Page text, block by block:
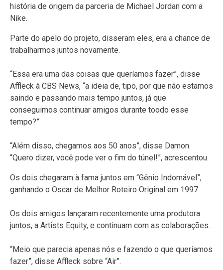
história de origem da parceria de Michael Jordan com a
Nike.
Parte do apelo do projeto, disseram eles, era a chance de
trabalharmos juntos novamente.
“Essa era uma das coisas que queríamos fazer”, disse
Affleck à CBS News, “a ideia de, tipo, por que não estamos
saindo e passando mais tempo juntos, já que
conseguimos continuar amigos durante toodo esse
tempo?”
“Além disso, chegamos aos 50 anos”, disse Damon.
“Quero dizer, você pode ver o fim do túnel!”, acrescentou.
Os dois chegaram à fama juntos em “Gênio Indomável”,
ganhando o Oscar de Melhor Roteiro Original em 1997.
Os dois amigos lançaram recentemente uma produtora
juntos, a Artists Equity, e continuam com as colaborações.
“Meio que parecia apenas nós e fazendo o que queríamos
fazer”, disse Affleck sobre “Air”.